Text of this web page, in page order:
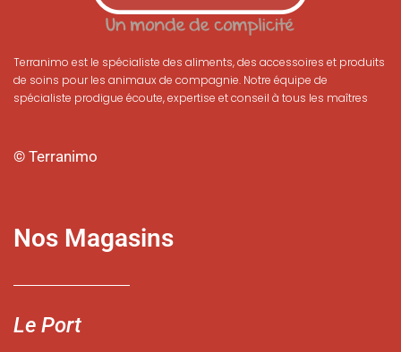
Terranimo est le spécialiste des aliments, des accessoires et produits
de soins pour les animaux de compagnie. Notre équipe de
spécialiste prodigue écoute, expertise et conseil à tous les maîtres
© Terranimo
Nos Magasins
Le Port